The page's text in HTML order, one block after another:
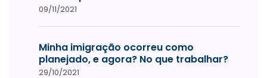
09/11/2021
Minha imigração ocorreu como
planejado, e agora? No que trabalhar?
29/10/2021